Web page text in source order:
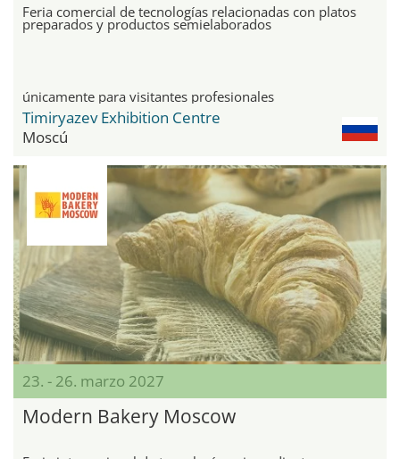
Feria comercial de tecnologías relacionadas con platos
preparados y productos semielaborados
únicamente para visitantes profesionales
Timiryazev Exhibition Centre
Moscú
23. - 26. marzo 2027
Modern Bakery Moscow